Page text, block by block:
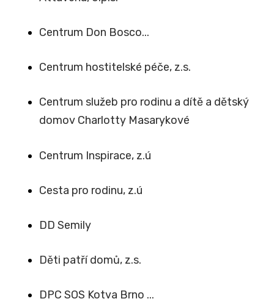
Centrum Don Bosco...
Centrum hostitelské péče, z.s.
Centrum služeb pro rodinu a dítě a dětský
domov Charlotty Masarykové
Centrum Inspirace, z.ú
Cesta pro rodinu, z.ú
DD Semily
Děti patří domů, z.s.
DPC SOS Kotva Brno ...